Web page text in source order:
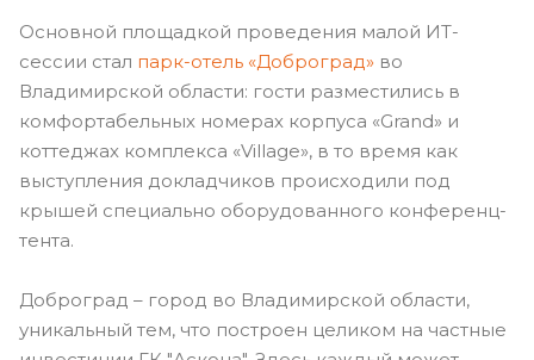
Основной площадкой проведения малой ИТ-
сессии стал парк-отель «Доброград» во
Владимирской области: гости разместились в
комфортабельных номерах корпуса «Grand» и
коттеджах комплекса «Village», в то время как
выступления докладчиков происходили под
крышей специально оборудованного конференц-
тента.
Доброград – город во Владимирской области,
уникальный тем, что построен целиком на частные